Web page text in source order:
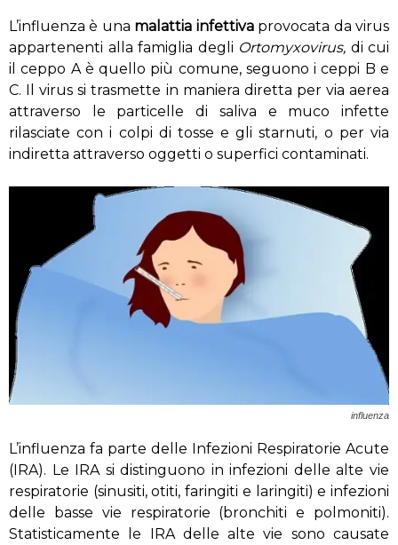
L’influenza è una malattia infettivaprovocata da virus
appartenenti alla famiglia degli Ortomyxovirus, di cui
il ceppo A è quello più comune, seguono i ceppi B e
C. Il virus si trasmette in maniera diretta per via aerea
attraverso le particelle di saliva e muco infette
rilasciate con i colpi di tosse e gli starnuti, o per via
indiretta attraverso oggetti o superfici contaminati.
influenza
L’influenza fa parte delle Infezioni Respiratorie Acute
(IRA). Le IRA si distinguono in infezioni delle alte vie
respiratorie (sinusiti, otiti, faringiti e laringiti) e infezioni
delle basse vie respiratorie (bronchiti e polmoniti).
Statisticamente le IRA delle alte vie sono causate